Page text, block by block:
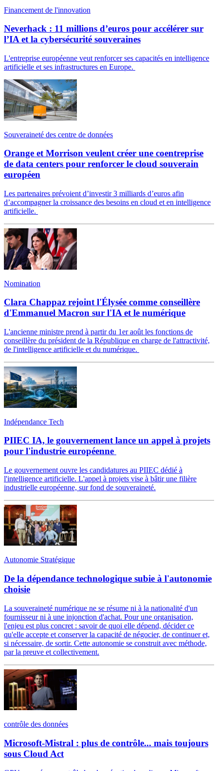
Financement de l'innovation
Neverhack : 11 millions d’euros pour accélérer sur
l’IA et la cybersécurité souveraines
L'entreprise européenne veut renforcer ses capacités en intelligence
artificielle et ses infrastructures en Europe.
Souveraineté des centre de données
Orange et Morrison veulent créer une coentreprise
de data centers pour renforcer le cloud souverain
européen
Les partenaires prévoient d’investir 3 milliards d’euros afin
d’accompagner la croissance des besoins en cloud et en intelligence
artificielle.
Nomination
Clara Chappaz rejoint l'Élysée comme conseillère
d'Emmanuel Macron sur l'IA et le numérique
L'ancienne ministre prend à partir du 1er août les fonctions de
conseillère du président de la République en charge de l'attractivité,
de l'intelligence artificielle et du numérique.
Indépendance Tech
PIIEC IA, le gouvernement lance un appel à projets
pour l'industrie européenne
Le gouvernement ouvre les candidatures au PIIEC dédié à
l'intelligence artificielle. L'appel à projets vise à bâtir une filière
industrielle européenne, sur fond de souveraineté.
Autonomie Stratégique
De la dépendance technologique subie à l'autonomie
choisie
La souveraineté numérique ne se résume ni à la nationalité d'un
fournisseur ni à une injonction d'achat. Pour une organisation,
l'enjeu est plus concret : savoir de quoi elle dépend, décider ce
qu'elle accepte et conserver la capacité de négocier, de continuer et,
si nécessaire, de sortir. Cette autonomie se construit avec méthode,
par la preuve et collectivement.
contrôle des données
Microsoft-Mistral : plus de contrôle... mais toujours
sous Cloud Act